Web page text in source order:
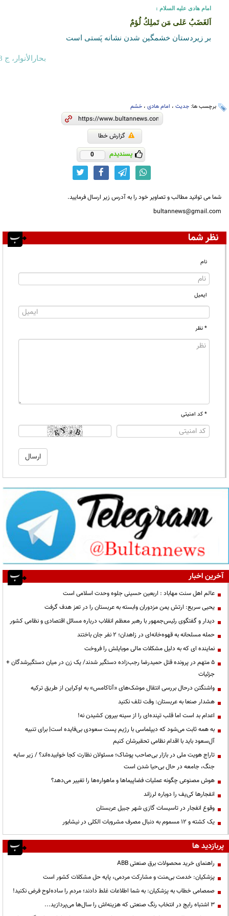
امام هادى عليه‏ السلام :
اَلغَضَبُ عَلى مَن تَملِكُ لُؤمٌ
بر زيردستان خشمگين شدن نشانه پَستى است
بحارالأنوار، ج 78، ص 370، ح 4
برچسب ها: جدیث ، امام هادی ، خشم
گزارش خطا
پسندیدم 0
شما می توانید مطالب و تصاویر خود را به آدرس زیر ارسال فرمایید.
bultannews@gmail.com
نظر شما
نام
ایمیل
* نظر
* کد امنیتی
آخرین اخبار
عالم اهل سنت مهاباد : اربعین حسینی جلوه وحدت اسلامی است
یحیی سریع: ارتش یمن مزدوران وابسته به عربستان را در تعز هدف گرفت
دیدار و گفتگوی رئیس‌جمهور با رهبر معظم انقلاب درباره مسائل اقتصادی و نظامی کشور
حمله مسلحانه به قهوه‌خانه‌ای در زاهدان؛ ۲ نفر جان باختند
نماینده ای که به دلیل مشکلات مالی موبایلش را فروخت
۵ متهم در پرونده قتل حمیدرضا رجب‌زاده دستگیر شدند/ یک زن در میان دستگیرشدگان +
جزئیات
واشنگتن درحال بررسی انتقال موشک‌های «آتاکامس» به اوکراین از طریق ترکیه
هشدار صنعا به عربستان: وقت تلف نکنید
اعدام بد است اما قلب تپنده‌ای را از سینه بیرون کشیدن نه!
به همه ثابت می‌شود که دیپلماسی با رژیم پست سعودی بی‌فایده است| برای تنبیه
آل‌سعود باید با اقدام نظامی تحقیرشان کنیم
تاراج هویت ملی در بازار بی‌صاحب پوشاک؛ مسئولان نظارت کجا خوابیده‌اند؟ / زیر سایه
جنگ، جامعه در حال بی‌حیا شدن است
هوش مصنوعی چگونه عملیات فضاپیماها و ماهواره‌ها را تغییر می‌دهد؟
انفجارها کی‌یف را دوباره لرزاند
وقوع انفجار در تاسیسات گازی شهر جبیل عربستان
یک کشته و ۱۲ مسموم به دنبال مصرف مشروبات الکلی در نیشابور
پربازدید ها
راهنمای خرید محصولات برق صنعتی ABB
پزشکیان: خدمت بی‌منت و مشارکت مردمی، پایه حل مشکلات کشور است
صمصامی خطاب به پزشکیان: به شما اطلاعات غلط دادند؛ مردم را ساده‌لوح فرض نکنید!
3 اشتباه رایج در انتخاب رنگ صنعتی که هزینه‌اش را سال‌ها می‌پردازید...